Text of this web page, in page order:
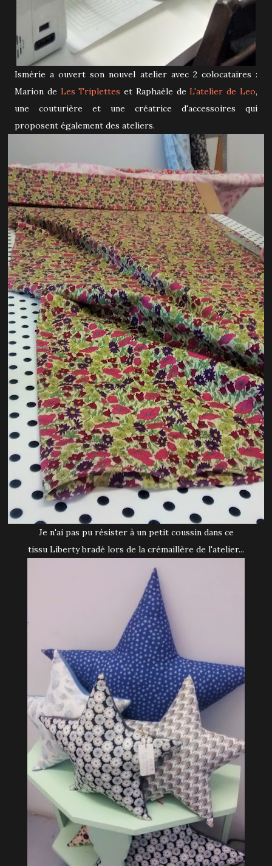
Ismérie a ouvert son nouvel atelier avec 2 colocataires :
Marion de Les Triplettes et Raphaèle deL'atelier de Leo,
une couturière et une créatrice d'accessoires qui
proposent également des ateliers.
Je n'ai pas pu résister à un petit coussin dans ce
tissu Liberty bradé lors de la crémaillère de l'atelier...